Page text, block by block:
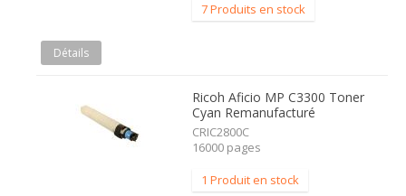
7 Produits en stock
Détails
Ricoh Aficio MP C3300 Toner
Cyan Remanufacturé
CRIC2800C
16000 pages
1 Produit en stock